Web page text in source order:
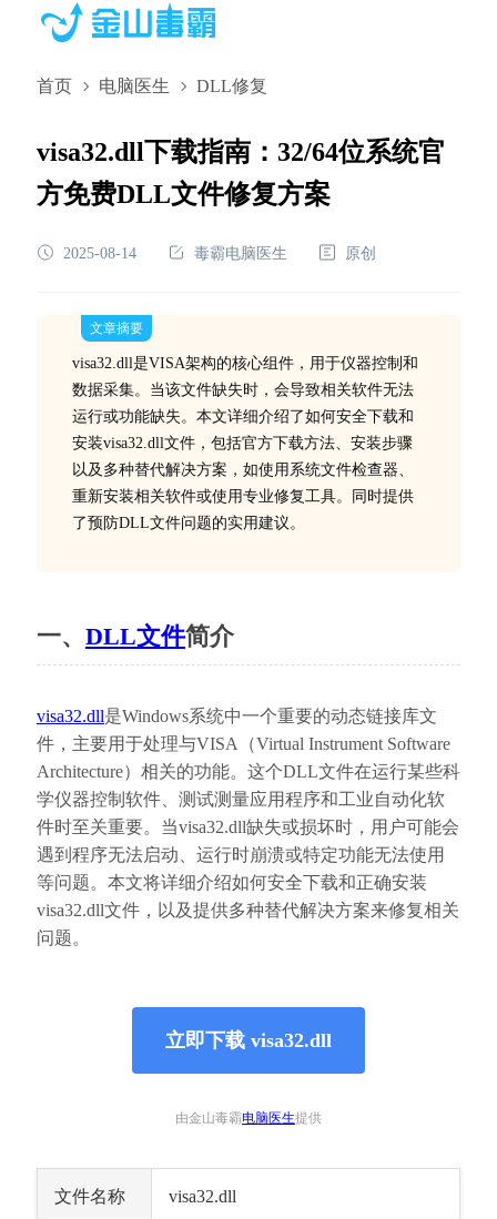
首页 电脑医生 DLL修复
visa32.dll下载指南：32/64位系统官
方免费DLL文件修复方案
2025-08-14 毒霸电脑医生 原创
文章摘要
visa32.dll是VISA架构的核心组件，用于仪器控制和
数据采集。当该文件缺失时，会导致相关软件无法
运行或功能缺失。本文详细介绍了如何安全下载和
安装visa32.dll文件，包括官方下载方法、安装步骤
以及多种替代解决方案，如使用系统文件检查器、
重新安装相关软件或使用专业修复工具。同时提供
了预防DLL文件问题的实用建议。
一、 DLL文件简介
visa32.dll是Windows系统中一个重要的动态链接库文
件，主要用于处理与VISA（Virtual Instrument Software
Architecture）相关的功能。这个DLL文件在运行某些科
学仪器控制软件、测试测量应用程序和工业自动化软
件时至关重要。当visa32.dll缺失或损坏时，用户可能会
遇到程序无法启动、运行时崩溃或特定功能无法使用
等问题。本文将详细介绍如何安全下载和正确安装
visa32.dll文件，以及提供多种替代解决方案来修复相关
问题。
立即下载 visa32.dll
由金山毒霸电脑医生提供
文件名称 visa32.dll